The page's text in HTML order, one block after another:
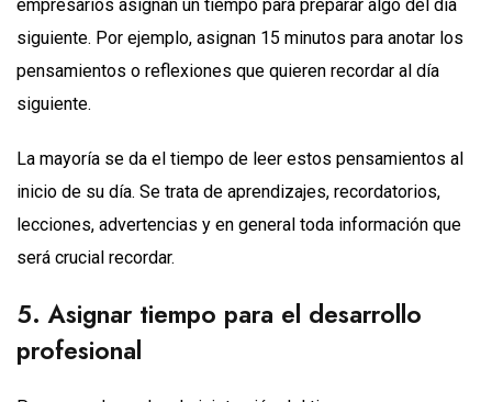
empresarios asignan un tiempo para preparar algo del día
siguiente. Por ejemplo, asignan 15 minutos para anotar los
pensamientos o reflexiones que quieren recordar al día
siguiente.
La mayoría se da el tiempo de leer estos pensamientos al
inicio de su día. Se trata de aprendizajes, recordatorios,
lecciones, advertencias y en general toda información que
será crucial recordar.
5. Asignar tiempo para el desarrollo
profesional